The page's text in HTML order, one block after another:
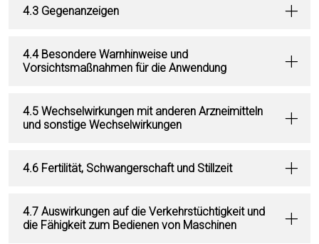
4.3 Gegenanzeigen
4.4 Besondere Warnhinweise und
Vorsichtsmaßnahmen für die Anwendung
4.5 Wechselwirkungen mit anderen Arzneimitteln
und sonstige Wechselwirkungen
4.6 Fertilität, Schwangerschaft und Stillzeit
4.7 Auswirkungen auf die Verkehrstüchtigkeit und
die Fähigkeit zum Bedienen von Maschinen